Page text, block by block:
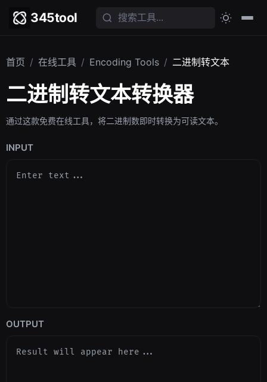
345tool
首页 / 在线工具 / Encoding Tools / 二进制转文本
二进制转文本转换器
通过这款免费在线工具，将二进制数即时转换为可读文本。
INPUT
OUTPUT